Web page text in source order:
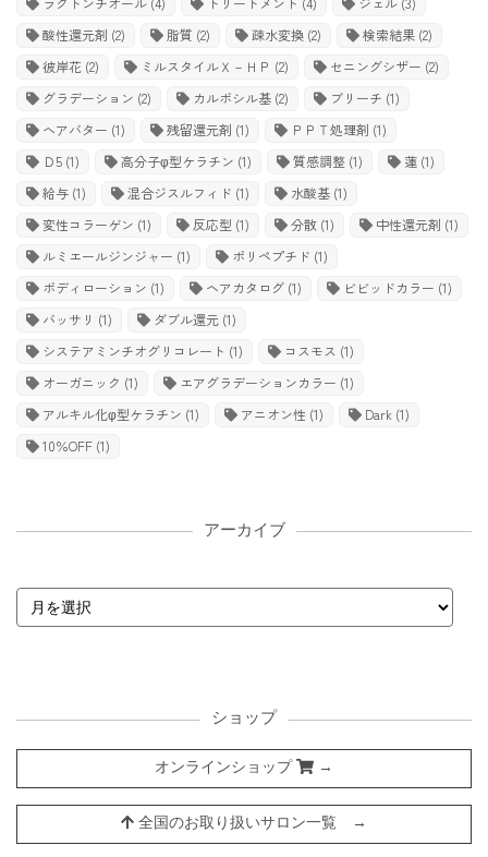
酸性還元剤 (2) 脂質 (2) 疎水変換 (2) 検索結果 (2)
彼岸花 (2) ミルスタイルＸ－ＨＰ (2) セニングシザー (2)
グラデーション (2) カルボシル基 (2) ブリーチ (1)
ヘアバター (1) 残留還元剤 (1) ＰＰＴ処理剤 (1)
Ｄ5 (1) 高分子φ型ケラチン (1) 質感調整 (1) 蓮 (1)
給与 (1) 混合ジスルフィド (1) 水酸基 (1)
変性コラーゲン (1) 反応型 (1) 分散 (1) 中性還元剤 (1)
ルミエールジンジャー (1) ポリペプチド (1)
ボディローション (1) ヘアカタログ (1) ビビッドカラー (1)
バッサリ (1) ダブル還元 (1)
システアミンチオグリコレート (1) コスモス (1)
オーガニック (1) エアグラデーションカラー (1)
アルキル化φ型ケラチン (1) アニオン性 (1) Dark (1)
10％OFF (1)
アーカイブ
ショップ
オンラインショップ →
全国のお取り扱いサロン一覧 →